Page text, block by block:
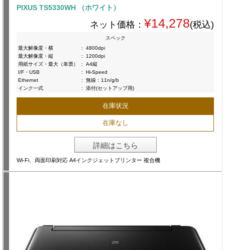
PIXUS TS5330WH （ホワイト）
ネット価格： ¥14,278(税込)
スペック
最大解像度・横
:
4800dpi
最大解像度・縦
:
1200dpi
用紙サイズ・最大（単票）
:
A4縦
I/F・USB
:
Hi-Speed
Ethernet
:
無線：11n/g/b
インク一式
: 添付(セットアップ用)
在庫状況
在庫なし
詳細はこちら
Wi-Fi、両面印刷対応 A4インクジェットプリンター 複合機